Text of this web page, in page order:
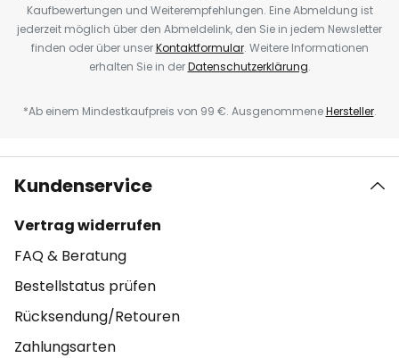
Kaufbewertungen und Weiterempfehlungen. Eine Abmeldung ist
jederzeit möglich über den Abmeldelink, den Sie in jedem Newsletter
finden oder über unserKontaktformular. Weitere Informationen
erhalten Sie in derDatenschutzerklärung.
*Ab einem Mindestkaufpreis von 99 €. AusgenommeneHersteller.
Kundenservice
Vertrag widerrufen
FAQ & Beratung
Bestellstatus prüfen
Rücksendung/Retouren
Zahlungsarten